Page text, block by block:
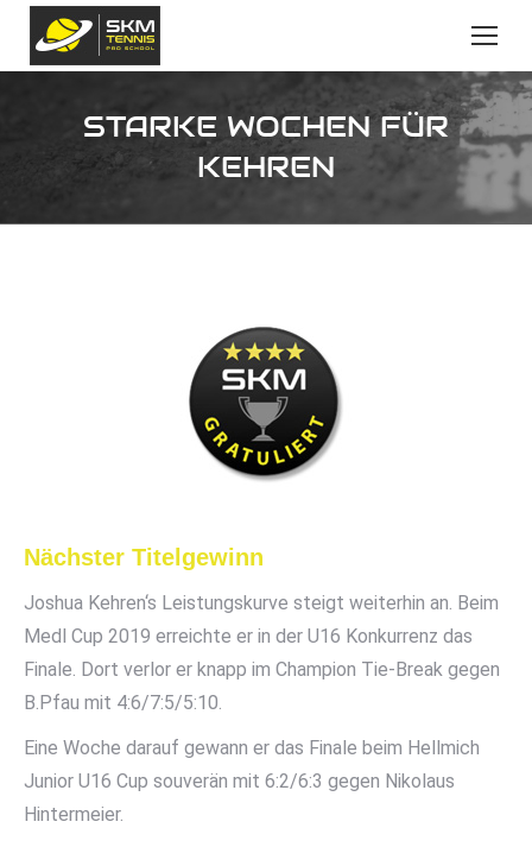
STARKE WOCHEN FÜR
KEHREN
Nächster Titelgewinn
Joshua Kehren‘s Leistungskurve steigt weiterhin an. Beim
Medl Cup 2019 erreichte er in der U16 Konkurrenz das
Finale. Dort verlor er knapp im Champion Tie-Break gegen
B.Pfau mit 4:6/7:5/5:10.
Eine Woche darauf gewann er das Finale beim Hellmich
Junior U16 Cup souverän mit 6:2/6:3 gegen Nikolaus
Hintermeier.